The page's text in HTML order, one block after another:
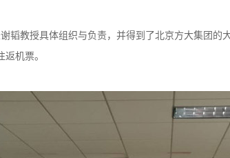
教授具体组织与负责，并得到了北京方大集团的
机票。